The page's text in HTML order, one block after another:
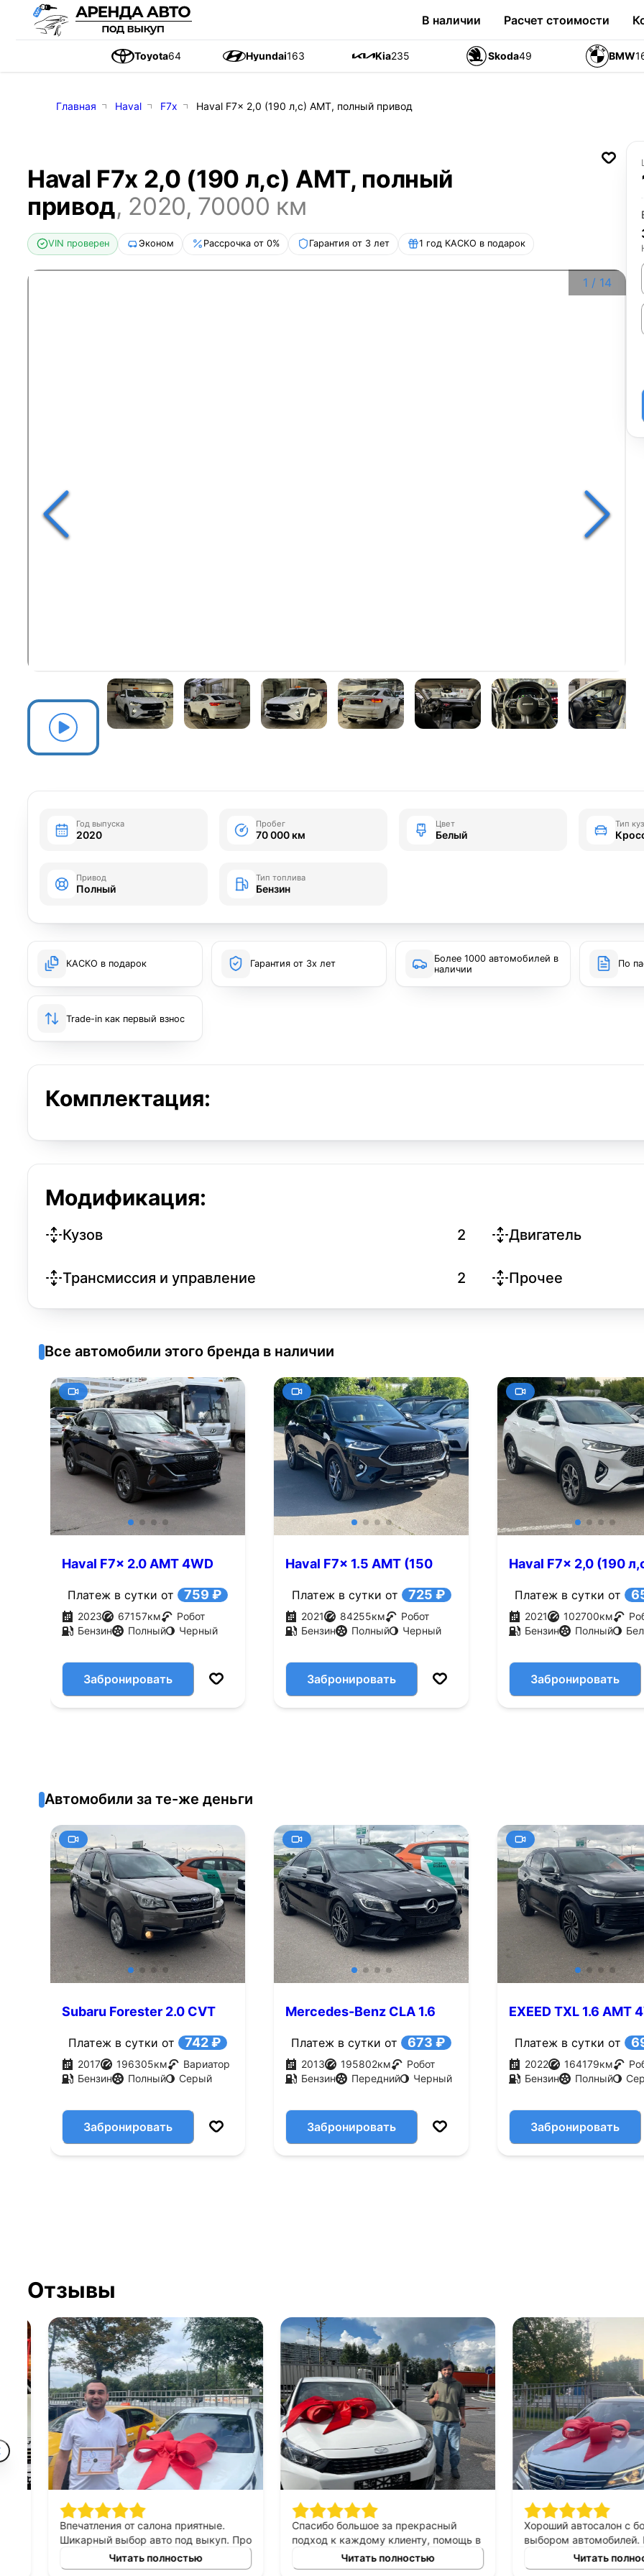
В наличии Расчет стоимости
Toyota64 Hyundai163 Kia235 Skoda49 BMW
Главная Haval F7x Haval F7x 2,0 (190 л,с) AMT, полный привод
Haval F7x 2,0 (190 л,с) AMT, полный
привод, 2020, 70000 км
VIN проверен Эконом Рассрочка от 0% Гарантия от 3 лет 1 год КАСКО в подарок
1 / 14
Год выпуска
2020
Пробег
70 000 км
Цвет
Белый
Тип
Привод
Полный
Тип топлива
Бензин
КАСКО в подарок Гарантия от 3х лет
Более 1000 автомобилей в
наличии
По
Trade-in как первый взнос
Комплектация:
Модификация:
Кузов 2 Двигатель
Трансмиссия и управление 2 Прочее
Все автомобили этого бренда в наличии
Haval F7x 2.0 AMT 4WD
Платеж в сутки от 759 ₽
2023 67157км
Робот
Бензин
Полный Черный
Забронировать
Haval F7x 1.5 AMT (150
Платеж в сутки от 725 ₽
2021 84255км
Робот
Бензин
Полный Черный
Забронировать
Haval F7x 2,0 (190
AMT, полный привод
Платеж в сутки от
2021 102700км
Бензин
Полный
Забронировать
Автомобили за те-же деньги
Subaru Forester 2.0 CVT
Платеж в сутки от 742 ₽
2017 196305км
Вариатор
Бензин
Полный Серый
Забронировать
Mercedes-Benz CLA 1.6
Платеж в сутки от 673 ₽
2013 195802км
Робот
Бензин
Передний Черный
Забронировать
EXEED TXL 1.6 AMT
Платеж в сутки от
2022 164179км
Бензин
Полный
Забронировать
Отзывы
Впечатления от салона приятные.
Шикарный выбор авто под выкуп. Про
персонал могу сказать только
хорошее, приятны в общении,
Читать полностью
Спасибо большое за прекрасный
подход к каждому клиенту, помощь в
выборе автомобиля в аренду под
выкуп, прекрасный менеджер
Читать полностью
Хороший автосалон с
выбором автомобилей.
был очень вежлив и
разбирался в
Читать